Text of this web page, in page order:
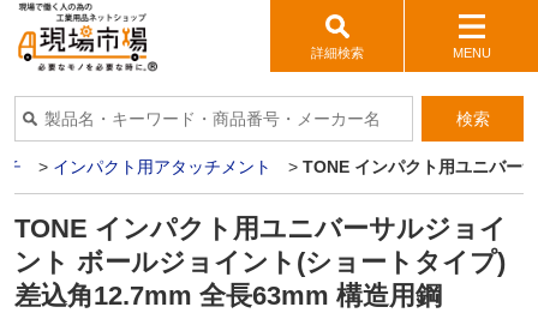
詳細検索 MENU
検索
チ > インパクト用アタッチメント > TONE インパクト用ユニバー
TONE インパクト用ユニバーサルジョイ
ント ボールジョイント(ショートタイプ)
差込角12.7mm 全長63mm 構造用鋼